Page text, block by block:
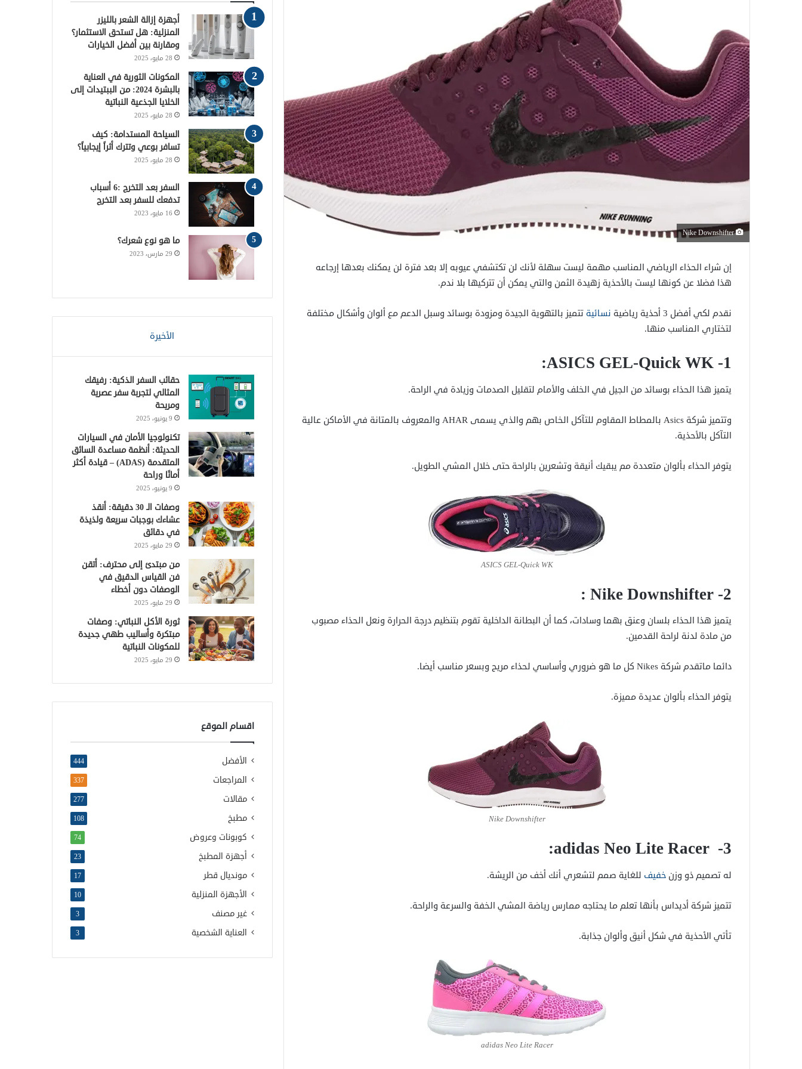
Nike Downshifter
إن شراء الحذاء الرياضي المناسب مهمة ليست سهلة لأنك لن تكتشفي عيوبه إلا بعد فترة لن يمكنك بعدها إرجاعه
هذا فضلا عن كونها ليست بالأحذية زهيدة الثمن والتي يمكن أن تتركيها بلا ندم.
نقدم لكي أفضل 3 أحذية رياضية نسائيةتتميز بالتهوية الجيدة ومزودة بوسائد وسبل الدعم مع ألوان وأشكال مختلفة
لتختاري المناسب منها.
1-
ASICS GEL-Quick WK
:
يتميز هذا الحذاء بوسائد من الجيل في الخلف والأمام لتقليل الصدمات وزيادة في الراحة.
وتتميز شركة Asics بالمطاط المقاوم للتآكل الخاص بهم والذي يسمى AHAR والمعروف بالمتانة في الأماكن عالية
التآكل بالأحذية.
يتوفر الحذاء بألوان متعددة مم يبقيك أنيقة وتشعرين بالراحة حتى خلال المشي الطويل.
ASICS GEL-Quick WK
2-
Nike Downshifter
:
يتميز هذا الحذاء بلسان وعنق بهما وسادات، كما أن البطانة الداخلية تقوم بتنظيم درجة الحرارة ونعل الحذاء مصبوب
من مادة لدنة لراحة القدمين.
دائما ماتقدم شركة Nikes كل ما هو ضروري وأساسي لحذاء مريح وبسعر مناسب أيضا.
يتوفر الحذاء بألوان عديدة مميزة.
Nike Downshifter
3-
:
له تصميم ذو وزن خفيف للغاية صمم لتشعري أنك أخف من الريشة.
تتميز شركة أديداس بأنها تعلم ما يحتاجه ممارس رياضة المشي الخفة والسرعة والراحة.
تأتي الأحذية في شكل أنيق وألوان جذابة.
adidas Neo Lite Racer
السياحة المستدامة: كيف تسافر بوعي
وتترك أثراً إيجابياً؟
و
ك
ر
ي
ر
ي
س
ت
ق
ر
م
ا
ل
م
و
R
S
أجهزة إزالة الشعر بالليزر
المنزلية: هل تستحق الاستثمار؟
ومقارنة بين أفضل الخيارات
28 مايو، 2025
المكونات الثورية في العناية
بالبشرة 2024: من الببتيدات إلى
الخلايا الجذعية النباتية
28 مايو، 2025
السياحة المستدامة: كيف
تسافر بوعي وتترك أثراً إيجابياً؟
28 مايو، 2025
السفر بعد التخرج :6 أسباب
تدفعك للسفر بعد التخرج
16 مايو، 2023
ما هو نوع شعرك؟
29 مارس، 2023
الأخيرة
حقائب السفر الذكية: رفيقك
المثالي لتجربة سفر عصرية
ومريحة
9 يونيو، 2025
تكنولوجيا الأمان في السيارات
الحديثة: أنظمة مساعدة السائق
المتقدمة (ADAS) – قيادة أكثر
أمانًا وراحة
9 يونيو، 2025
وصفات الـ 30 دقيقة: أنقذ
عشاءك بوجبات سريعة ولذيذة
في دقائق
29 مايو، 2025
من مبتدئ إلى محترف: أتقن
فن القياس الدقيق في
الوصفات دون أخطاء
29 مايو، 2025
ثورة الأكل النباتي: وصفات
مبتكرة وأساليب طهي جديدة
للمكونات النباتية
29 مايو، 2025
اقسام الموقع
الأفضل 444
المراجعات 337
مقالات 277
مطبخ 108
كوبونات وعروض 74
أجهزة المطبخ 23
مونديال قطر 17
الأجهزة المنزلية 10
غير مصنف 3
العناية الشخصية 3